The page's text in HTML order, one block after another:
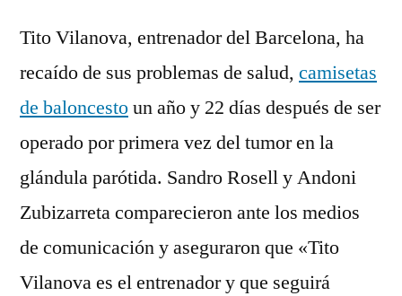
Tito Vilanova, entrenador del Barcelona, ha
recaído de sus problemas de salud, camisetas
de baloncestoun año y 22 días después de ser
operado por primera vez del tumor en la
glándula parótida. Sandro Rosell y Andoni
Zubizarreta comparecieron ante los medios
de comunicación y aseguraron que «Tito
Vilanova es el entrenador y que seguirá